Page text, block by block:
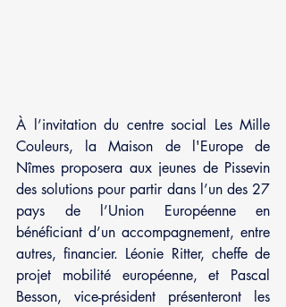
À l’invitation du centre social Les Mille
Couleurs, la Maison de l'Europe de
Nîmes proposera aux jeunes de Pissevin
des solutions pour partir dans l’un des 27
pays de l’Union Européenne en
bénéficiant d’un accompagnement, entre
autres, financier. Léonie Ritter, cheffe de
projet mobilité européenne, et Pascal
Besson, vice-président présenteront les